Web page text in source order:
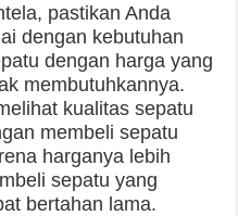
pastikan Anda
dengan kebutuhan
dengan harga yang
membutuhkannya.
kualitas sepatu
membeli sepatu
harganya lebih
sepatu yang
bertahan lama.